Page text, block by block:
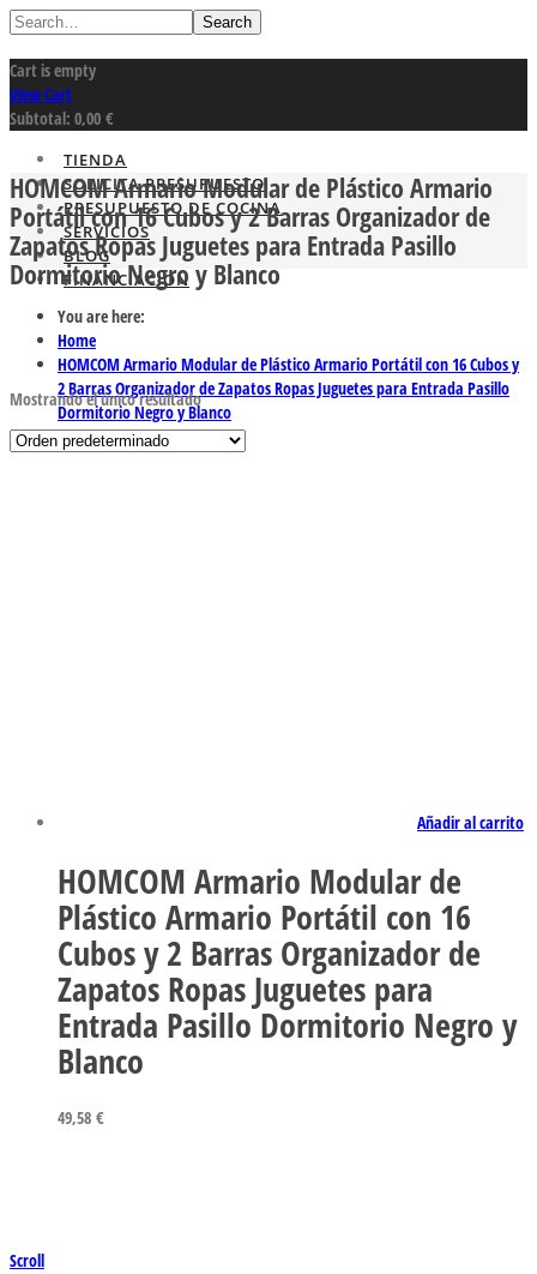
Search
Cart is empty
View Cart
Subtotal: 0,00 €
TIENDA
SOLICITA PRESUPUESTO
PRESUPUESTO DE COCINA
SERVICIOS
BLOG
FINANCIACION
HOMCOM Armario Modular de Plástico Armario
Portátil con 16 Cubos y 2 Barras Organizador de
Zapatos Ropas Juguetes para Entrada Pasillo
Dormitorio Negro y Blanco
You are here:
Home
HOMCOM Armario Modular de Plástico Armario Portátil con 16 Cubos y
2 Barras Organizador de Zapatos Ropas Juguetes para Entrada Pasillo
Dormitorio Negro y Blanco
Mostrando el único resultado
Añadir al carrito
HOMCOM Armario Modular de
Plástico Armario Portátil con 16
Cubos y 2 Barras Organizador de
Zapatos Ropas Juguetes para
Entrada Pasillo Dormitorio Negro y
Blanco
49,58 €
Scroll